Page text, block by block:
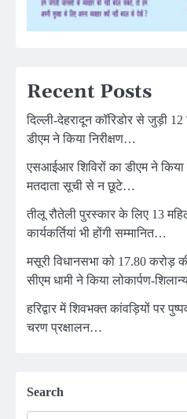
Recent Posts
दिल्ली-देहरादून कॉरिडोर से जुड़ी
डीएम ने किया निरीक्षण…
एसआईआर शिविरों का डीएम ने किया
मतदाता सूची से न छूटे…
तीलू रौतेली पुरस्कार के लिए 13
कार्यकर्तियां भी होंगी सम्मानित…
मसूरी विधानसभा को 17.80 करोड़
सीएम धामी ने किया लोकार्पण-
हरिद्वार में शिवभक्त कांवड़ियों पर
चरण प्रक्षालन…
Search